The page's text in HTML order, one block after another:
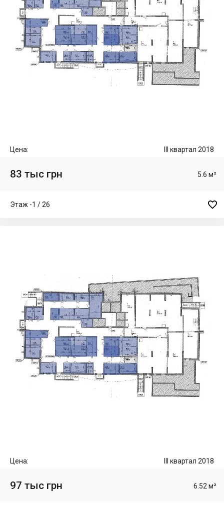
Цена: III квартал 2018
83 тыс грн 5.6 м²
Этаж -1 / 26 
Цена: III квартал 2018
97 тыс грн 6.52 м²